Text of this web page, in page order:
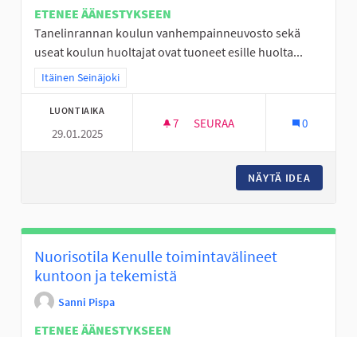
ETENEE ÄÄNESTYKSEEN
Tanelinrannan koulun vanhempainneuvosto sekä
useat koulun huoltajat ovat tuoneet esille huolta...
Rajaa tulokset teeman mukaan: Itäinen Seinäjoki
Itäinen Seinäjoki
LUONTIAIKA
29.01.2025
7 7 SEURAAJAA
SEURAA 0
NÄYTÄ IDEA
Nuorisotila Kenulle toimintavälineet
kuntoon ja tekemistä
Sanni Pispa
ETENEE ÄÄNESTYKSEEN